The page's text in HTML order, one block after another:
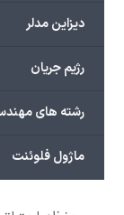
دیزاین مدلر
رژیم جریان
رشته های
ماژول فلوئنت